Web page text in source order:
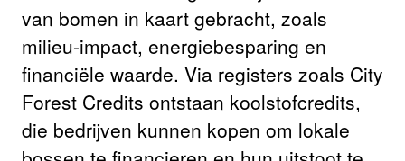
van bomen in kaart gebracht, zoals
milieu-impact, energiebesparing en
financiële waarde. Via registers zoals City
Forest Credits ontstaan koolstofcredits,
die bedrijven kunnen kopen om lokale